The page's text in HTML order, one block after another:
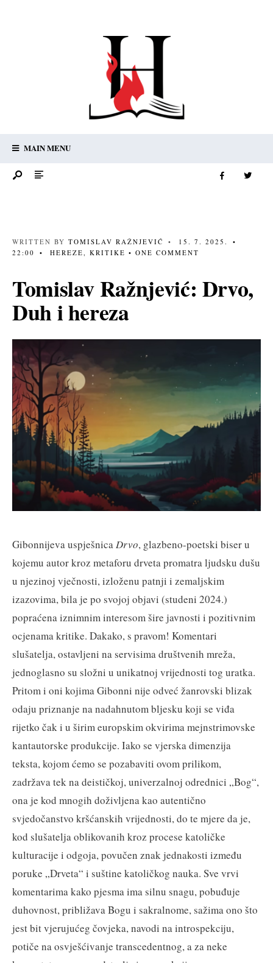
MAIN MENU
WRITTEN BY TOMISLAV RAŽNJEVIĆ • 15. 7. 2025.
•
22:00
• HEREZE, KRITIKE • ONE COMMENT
Tomislav Ražnjević: Drvo,
Duh i hereza
Gibonnijeva uspješnicaDrvo, glazbeno-poetski biser u
kojemu autor kroz metaforu drveta promatra ljudsku dušu
u njezinoj vječnosti, izloženu patnji i zemaljskim
izazovima, bila je po svojoj objavi (studeni 2024.)
popraćena iznimnim interesom šire javnosti i pozitivnim
ocjenama kritike. Dakako, s pravom! Komentari
slušatelja, ostavljeni na servisima društvenih mreža,
jednoglasno su složni u unikatnoj vrijednosti tog uratka.
Pritom i oni kojima Gibonni nije odveć žanrovski blizak
odaju priznanje na nadahnutom bljesku koji se viđa
rijetko čak i u širim europskim okvirima mejnstrimovske
kantautorske produkcije. Iako se vjerska dimenzija
teksta, kojom ćemo se pozabaviti ovom prilikom,
zadržava tek na deističkoj, univerzalnoj odrednici „Bog“,
ona je kod mnogih doživljena kao autentično
svjedočanstvo kršćanskih vrijednosti, do te mjere da je,
kod slušatelja oblikovanih kroz procese katoličke
kulturacije i odgoja, povučen znak jednakosti između
poruke „Drveta“ i suštine katoličkog nauka. Sve vrvi
komentarima kako pjesma ima silnu snagu, pobuđuje
duhovnost, približava Bogu i sakralnome, sažima ono što
jest bit vjerujućeg čovjeka, navodi na introspekciju,
potiče na osvješćivanje transcedentnog, a za neke